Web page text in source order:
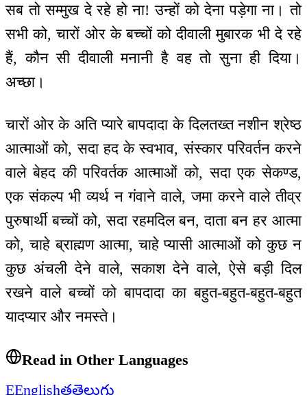
सब तो सम्मुख दे रहे हो ना! उन्हों को देना पड़ेगा ना। तो
सभी को, चारों ओर के बच्चों को दीवाली मुबारक भी दे रहे
हैं, कौन सी दीवाली मनानी है वह तो सुना ही दिया।
अच्छा।
चारों ओर के अति प्यारे बापदादा के दिलतख्त नशीन श्रेष्ठ
आत्माओं को, सदा हद के स्वभाव, संस्कार परिवर्तन करने
वाले बेहद की परिवर्तक आत्माओं को, सदा एक सेकण्ड,
एक संकल्प भी व्यर्थ न गंवाने वाले, जमा करने वाले तीव्र
पुरुषार्थी बच्चों को, सदा रहमदिल बन, दाता बन हर आत्मा
को, चाहे ब्राह्मण आत्मा, चाहे प्यासी आत्माओं को कुछ न
कुछ अंचली देने वाले, सकाश देने वाले, ऐसे बड़ी दिल
रखने वाले बच्चों को बापदादा का बहुत-बहुत-बहुत-बहुत
यादप्यार और नमस्ते।
Read in Other Languages
EEnglishతతెలుగు